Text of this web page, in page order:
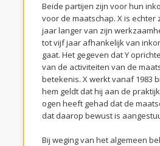
Beide partijen zijn voor hun
voor de maatschap. X is
jaar langer van zijn
tot vijf jaar afhankelijk van
gaat. Het gegeven dat Y
van de activiteiten van de
betekenis. X werkt vanaf 1983
hem geldt dat hij aan de
ogen heeft gehad dat de
dat daarop bewust is
Bij weging van het algemeen